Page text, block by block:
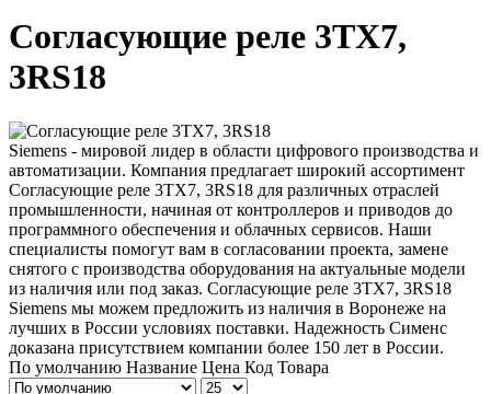
Согласующие реле 3TX7,
3RS18
Siemens - мировой лидер в области цифрового производства и
автоматизации. Компания предлагает широкий ассортимент
Согласующие реле 3TX7, 3RS18 для различных отраслей
промышленности, начиная от контроллеров и приводов до
программного обеспечения и облачных сервисов. Наши
специалисты помогут вам в согласовании проекта, замене
снятого с производства оборудования на актуальные модели
из наличия или под заказ. Согласующие реле 3TX7, 3RS18
Siemens мы можем предложить из наличия в Воронеже на
лучших в России условиях поставки. Надежность Сименс
доказана присутствием компании более 150 лет в России.
По умолчанию Название Цена Код Товара